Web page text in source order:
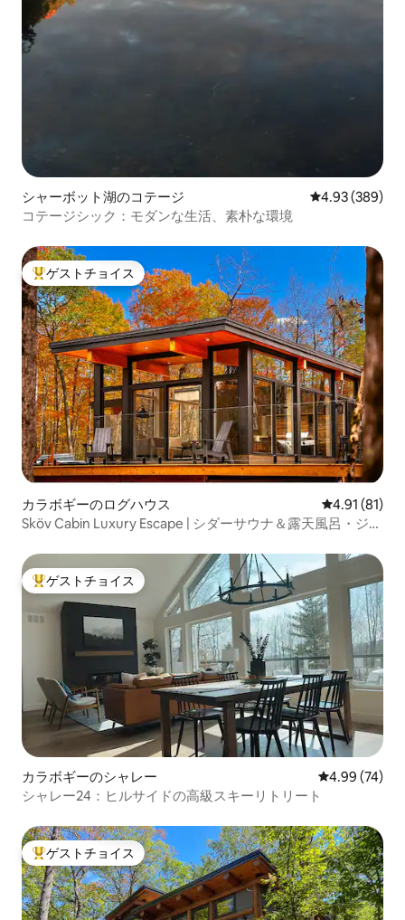
シャーボット湖のコテージ レビュー389
4.93 (389)
コテージシック：モダンな生活、素朴な環境
大好評のゲストチョイスです。
ゲストチョイス
カラボギーのログハウス レビュー81
4.91 (81)
Sköv Cabin Luxury Escape | シダーサウナ＆露天風呂・ジャ
大好評のゲストチョイスです。
ゲストチョイス
カラボギーのシャレー レビュー74
4.99 (74)
シャレー24：ヒルサイドの高級スキーリトリート
大好評のゲストチョイスです。
ゲストチョイス